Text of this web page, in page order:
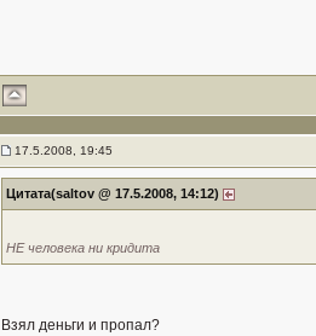
17.5.2008, 19:45
Цитата(saltov @ 17.5.2008, 14:12)
НЕ человека ни кридита
Взял деньги и пропал?